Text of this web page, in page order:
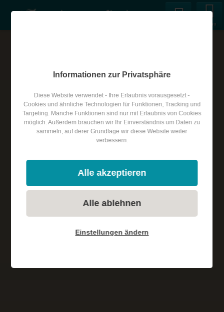
Menu
Informationen zur Privatsphäre
Diese Website verwendet - Ihre Erlaubnis vorausgesetzt -
Cookies und ähnliche Technologien für Funktionen, Tracking und
Targeting. Manche Funktionen sind nur mit Erlaubnis von Cookies
möglich. Außerdem brauchen wir Ihr Einverständnis um Daten zu
sammeln, auf derer Grundlage wir diese Website weiter
verbessern.
Alle akzeptieren
Alle ablehnen
Einstellungen ändern